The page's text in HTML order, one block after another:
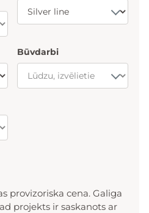
Būvdarbi
provizoriska cena. Galiga
projekts ir saskanots ar